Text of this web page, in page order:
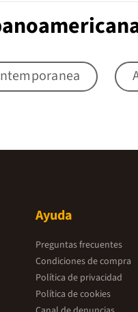
Ayuda
Preguntas frecuentes
Condiciones de compra
Política de privacidad
Política de cookies